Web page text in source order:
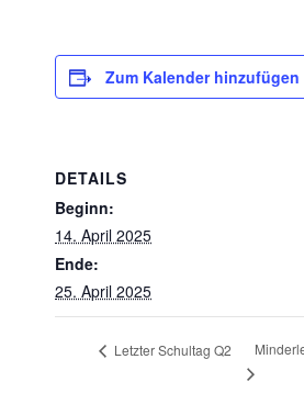
Zum Kalender hinzufügen
DETAILS
Beginn:
14. April 2025
Ende:
25. April 2025
Letzter Schultag Q2